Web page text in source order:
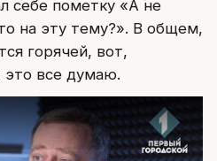
себе пометку «А не
на эту тему?». В общем,
горячей, вот,
это все думаю.